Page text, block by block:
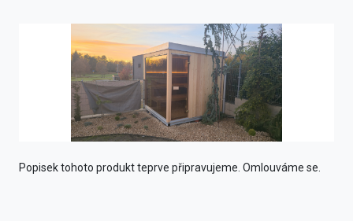
Popisek tohoto produkt teprve připravujeme. Omlouváme se.